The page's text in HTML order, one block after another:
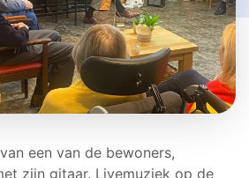
een van de bewoners,
zijn gitaar. Livemuziek op de